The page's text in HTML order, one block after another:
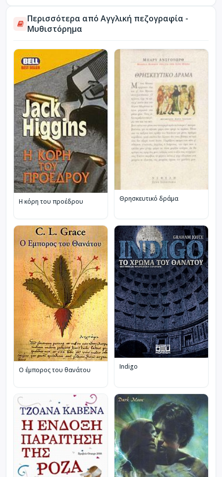
Περισσότερα από Αγγλική πεζογραφία -
Μυθιστόρημα
Η κόρη του προέδρου Θρησκευτικό δράμα
Ο έμπορος του θανάτου Indigo